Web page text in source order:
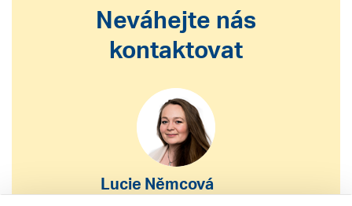
Neváhejte nás
kontaktovat
Lucie Němcová